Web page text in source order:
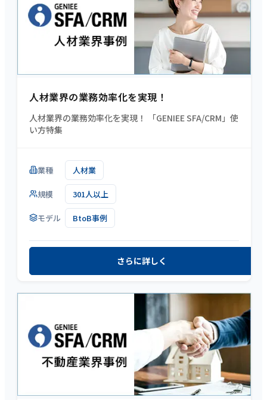
人材業界の業務効率化を実現！
人材業界の業務効率化を実現！ 「GENIEE SFA/CRM」使
い方特集
業種 人材業
規模 301人以上
モデル BtoB事例
さらに詳しく